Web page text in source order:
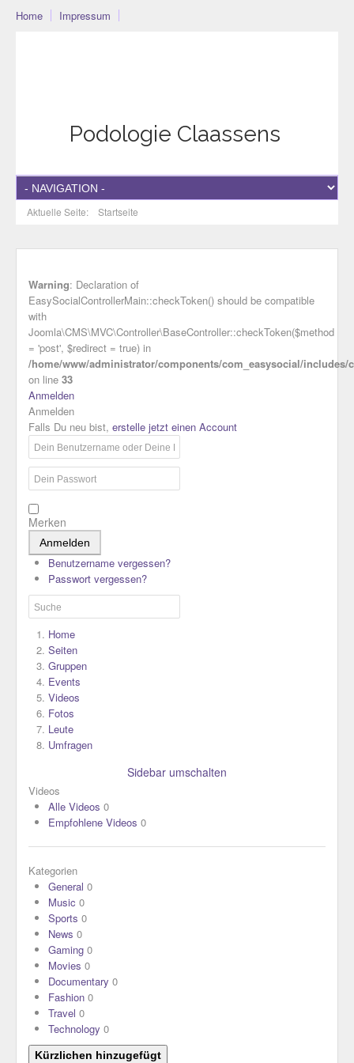
Home Impressum
Podologie Claassens
Aktuelle Seite: Startseite
Warning: Declaration of
EasySocialControllerMain::checkToken() should be compatible
with
Joomla\CMS\MVC\Controller\BaseController::checkToken($method
= 'post', $redirect = true) in
/home/www/administrator/components/com_easysocial/includes/
on line 33
Anmelden
Anmelden
Falls Du neu bist, erstelle jetzt einen Account
Merken
Anmelden
Benutzername vergessen?
Passwort vergessen?
Home
Seiten
Gruppen
Events
Videos
Fotos
Leute
Umfragen
Sidebar umschalten
Videos
Alle Videos 0
Empfohlene Videos 0
Kategorien
General 0
Music 0
Sports 0
News 0
Gaming 0
Movies 0
Documentary 0
Fashion 0
Travel 0
Technology 0
Kürzlichen hinzugefügt